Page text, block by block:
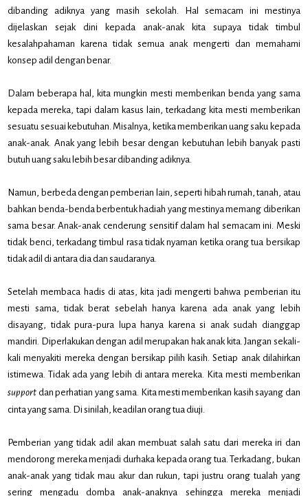
dibanding adiknya yang masih sekolah. Hal semacam ini mestinya
dijelaskan sejak dini kepada anak-anak kita supaya tidak timbul
kesalahpahaman karena tidak semua anak mengerti dan memahami
konsep adil dengan benar.
Dalam beberapa hal, kita mungkin mesti memberikan benda yang sama
kepada mereka, tapi dalam kasus lain, terkadang kita mesti memberikan
sesuatu sesuai kebutuhan. Misalnya, ketika memberikan uang saku kepada
anak-anak. Anak yang lebih besar dengan kebutuhan lebih banyak pasti
butuh uang saku lebih besar dibanding adiknya.
Namun, berbeda dengan pemberian lain, seperti hibah rumah, tanah, atau
bahkan benda-benda berbentuk hadiah yang mestinya memang diberikan
sama besar. Anak-anak cenderung sensitif dalam hal semacam ini. Meski
tidak benci, terkadang timbul rasa tidak nyaman ketika orang tua bersikap
tidak adil di antara dia dan saudaranya.
Setelah membaca hadis di atas, kita jadi mengerti bahwa pemberian itu
mesti sama, tidak berat sebelah hanya karena ada anak yang lebih
disayang, tidak pura-pura lupa hanya karena si anak sudah dianggap
mandiri. Diperlakukan dengan adil merupakan hak anak kita. Jangan sekali-
kali menyakiti mereka dengan bersikap pilih kasih. Setiap anak dilahirkan
istimewa. Tidak ada yang lebih di antara mereka. Kita mesti memberikan
support dan perhatian yang sama. Kita mesti memberikan kasih sayang dan
cinta yang sama. Di sinilah, keadilan orang tua diuji.
Pemberian yang tidak adil akan membuat salah satu dari mereka iri dan
mendorong mereka menjadi durhaka kepada orang tua. Terkadang, bukan
anak-anak yang tidak mau akur dan rukun, tapi justru orang tualah yang
sering mengadu domba anak-anaknya sehingga mereka menjadi